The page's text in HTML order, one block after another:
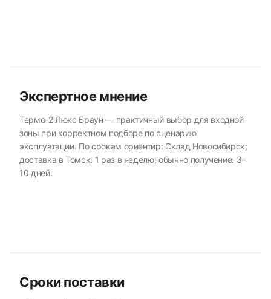
Экспертное мнение
Термо-2 Люкс Браун — практичный выбор для входной
зоны при корректном подборе по сценарию
эксплуатации. По срокам ориентир: Склад Новосибирск;
доставка в Томск: 1 раз в неделю; обычно получение: 3–
10 дней.
Сроки поставки